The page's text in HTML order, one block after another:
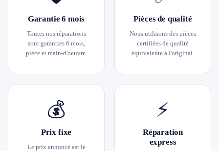
Garantie 6 mois
Toutes nos réparations
sont garanties 6 mois,
pièce et main-d'oeuvre.
Pièces de qualité
Nous utilisons des pièces
certifiées de qualité
équivalente à l'original.
💰
Prix fixe
Le prix annoncé est le
⚡
Réparation
express